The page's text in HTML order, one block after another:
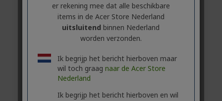
er rekening mee dat alle beschikbare
items in de Acer Store Nederland
uitsluitend binnen Nederland
worden verzonden.
Ik begrijp het bericht hierboven maar
wil toch graag naar de Acer Store
Nederland
Ik begrijp het bericht hierboven en wil